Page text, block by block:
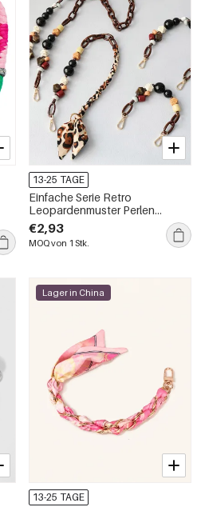
13-25 TAGE
Einfache Serie Retro
Leopardenmuster Perlen
Gewebte Acryl Tasche
Handykette
€2,93
MOQ von 1 Stk.
Lager in China
13-25 TAGE